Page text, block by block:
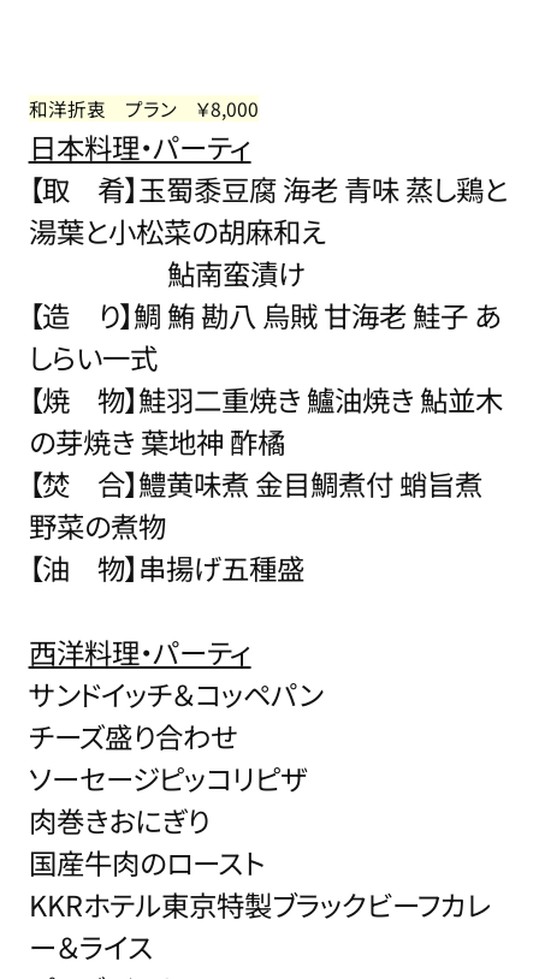
和洋折衷 プラン ￥8,000
日本料理・パーティ
【取 肴】玉蜀黍豆腐 海老 青味 蒸し鶏と
湯葉と小松菜の胡麻和え
鮎南蛮漬け
【造 り】鯛 鮪 勘八 烏賊 甘海老 鮭子 あ
しらい一式
【焼 物】鮭羽二重焼き 鱸油焼き 鮎並木
の芽焼き 葉地神 酢橘
【焚 合】鱧黄味煮 金目鯛煮付 蛸旨煮
野菜の煮物
【油 物】串揚げ五種盛
西洋料理・パーティ
サンドイッチ＆コッペパン
チーズ盛り合わせ
ソーセージピッコリピザ
肉巻きおにぎり
国産牛肉のロースト
KKRホテル東京特製ブラックビーフカレ
ー＆ライス